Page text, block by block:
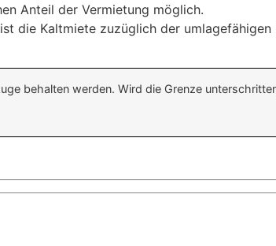
Anteil der Vermietung möglich.
die Kaltmiete zuzüglich der umlagefähigen
behalten werden. Wird die Grenze